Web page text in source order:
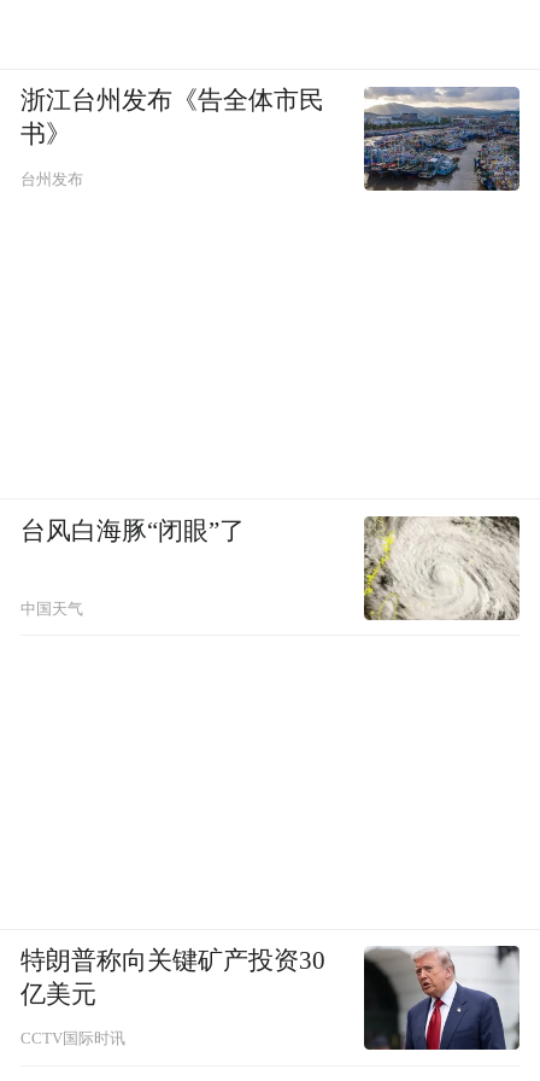
浙江台州发布《告全体市民
书》
台州发布
台风白海豚“闭眼”了
中国天气
特朗普称向关键矿产投资30
亿美元
CCTV国际时讯